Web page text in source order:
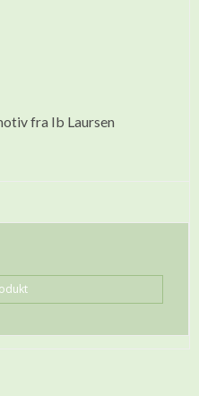
fra Ib Laursen